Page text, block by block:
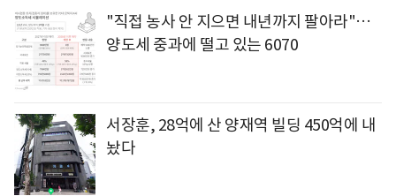
"직접 농사 안 지으면 내년까지 팔아라"…
양도세 중과에 떨고 있는 6070
서장훈, 28억에 산 양재역 빌딩 450억에 내
놨다